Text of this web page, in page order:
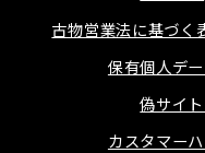
古物営業法に基づく
保有個人デ
偽サイ
カスタマー